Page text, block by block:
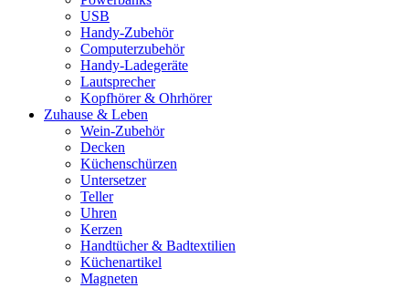
USB
Handy-Zubehör
Computerzubehör
Handy-Ladegeräte
Lautsprecher
Kopfhörer & Ohrhörer
Zuhause & Leben
Wein-Zubehör
Decken
Küchenschürzen
Untersetzer
Teller
Uhren
Kerzen
Handtücher & Badtextilien
Küchenartikel
Magneten